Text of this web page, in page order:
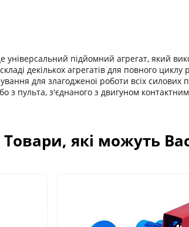
універсальний підйомний агрегат, який
декількох агрегатів для повного
для злагодженої роботи всіх силових
з пульта, з'єднаного з двигуном
Товари, які можуть